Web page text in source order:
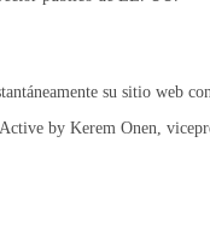
su sitio web
by Kerem Onen,